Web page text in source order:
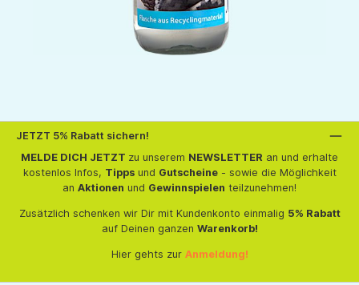
JETZT 5% Rabatt sichern!
MELDE DICH JETZT zu unserem NEWSLETTER an und erhalte
kostenlos Infos, Tippsund Gutscheine- sowie die Möglichkeit
an Aktionen und Gewinnspielen teilzunehmen!
Zusätzlich schenken wir Dir mit Kundenkonto einmalig 5% Rabatt
auf Deinen ganzen Warenkorb!
Hier gehts zur Anmeldung!